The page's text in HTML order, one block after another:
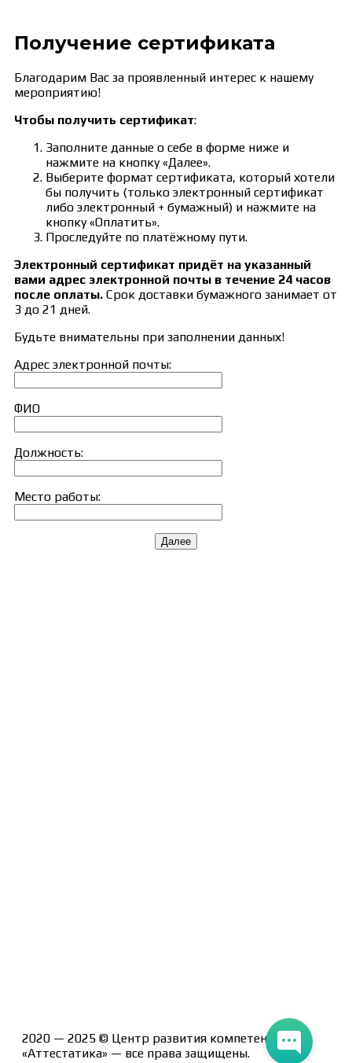
Получение сертификата
Благодарим Вас за проявленный интерес к нашему
мероприятию!
Чтобы получить сертификат:
Заполните данные о себе в форме ниже и
нажмите на кнопку «Далее».
Выберите формат сертификата, который хотели
бы получить (только электронный сертификат
либо электронный + бумажный) и нажмите на
кнопку «Оплатить».
Проследуйте по платёжному пути.
Электронный сертификат придёт на указанный
вами адрес электронной почты в течение 24 часов
после оплаты. Срок доставки бумажного занимает от
3 до 21 дней.
Будьте внимательны при заполнении данных!
Адрес электронной почты:
ФИО
Должность:
Место работы:
Далее
2020 — 2025 © Центр развития компетенций
«Аттестатика» — все права защищены.